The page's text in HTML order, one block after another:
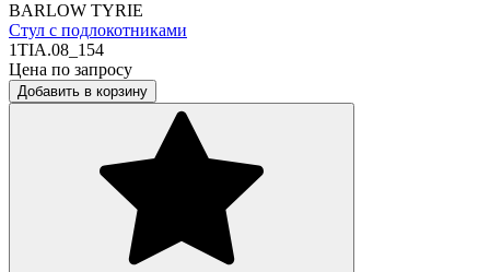
BARLOW TYRIE
Стул с подлокотниками
1TIA.08_154
Цена по запросу
Добавить в корзину